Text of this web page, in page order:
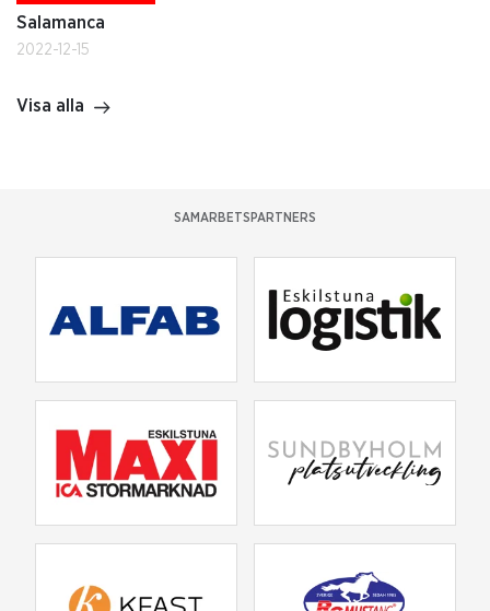
Salamanca
2022-12-15
Visa alla
SAMARBETSPARTNERS